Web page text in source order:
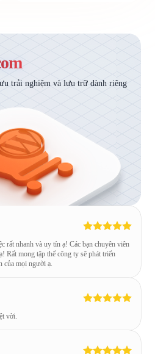
trải nghiệm và lưu trữ dành riêng
rất nhanh và uy tín ạ! Các bạn chuyên viên
Rất mong tập thể công ty sẽ phát triển
của mọi người ạ.
vời.